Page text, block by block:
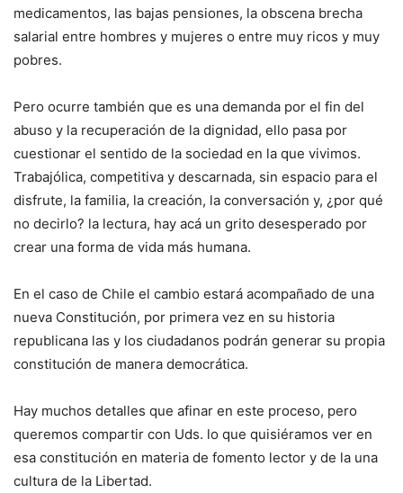
medicamentos, las bajas pensiones, la obscena brecha
salarial entre hombres y mujeres o entre muy ricos y muy
pobres.
Pero ocurre también que es una demanda por el fin del
abuso y la recuperación de la dignidad, ello pasa por
cuestionar el sentido de la sociedad en la que vivimos.
Trabajólica, competitiva y descarnada, sin espacio para el
disfrute, la familia, la creación, la conversación y, ¿por qué
no decirlo? la lectura, hay acá un grito desesperado por
crear una forma de vida más humana.
En el caso de Chile el cambio estará acompañado de una
nueva Constitución, por primera vez en su historia
republicana las y los ciudadanos podrán generar su propia
constitución de manera democrática.
Hay muchos detalles que afinar en este proceso, pero
queremos compartir con Uds. lo que quisiéramos ver en
esa constitución en materia de fomento lector y de la una
cultura de la Libertad.